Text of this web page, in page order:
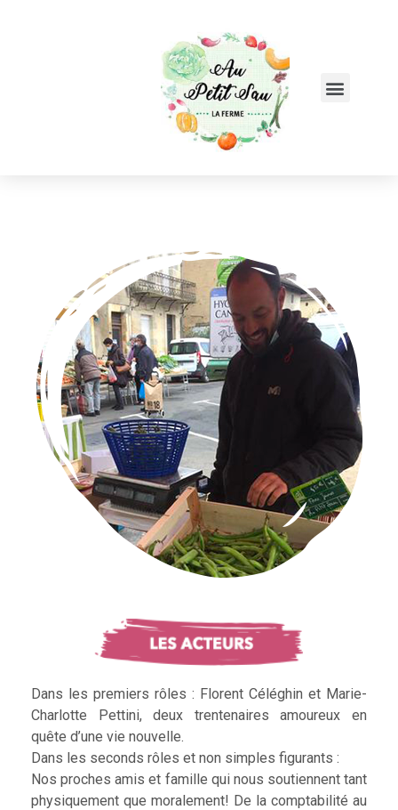
Dans les premiers rôles : Florent Céléghin et Marie-
Charlotte Pettini, deux trentenaires amoureux en
quête d’une vie nouvelle.
Dans les seconds rôles et non simples figurants :
Nos proches amis et famille qui nous soutiennent tant
physiquement que moralement! De la comptabilité au